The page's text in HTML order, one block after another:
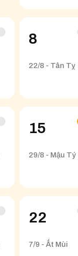
8
22/8 - Tân Tỵ
15
29/8 - Mậu Tý
22
7/9 - Ất Mùi